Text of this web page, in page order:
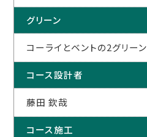
グリーン
コーライとベントの2グリーン
コース設計者
藤田 欽哉
コース施工